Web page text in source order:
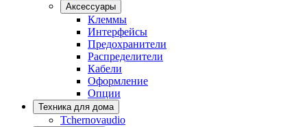
Аксессуары
Клеммы
Интерфейсы
Предохранители
Распределители
Кабели
Оформление
Опции
Техника для дома
Tchernovaudio